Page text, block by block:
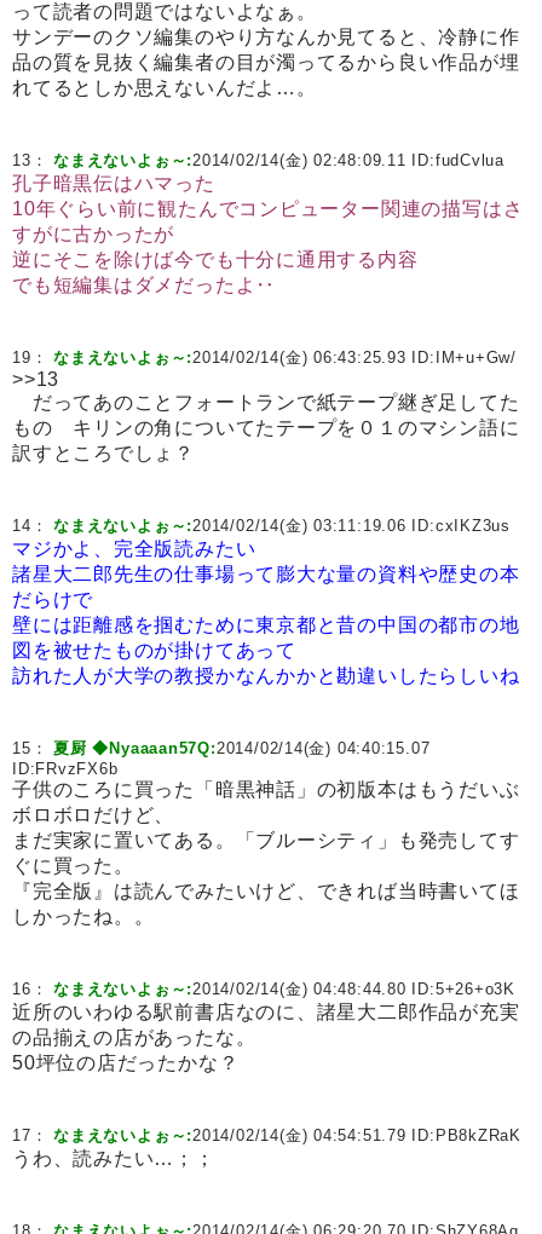
って読者の問題ではないよなぁ。
サンデーのクソ編集のやり方なんか見てると、冷静に作
品の質を見抜く編集者の目が濁ってるから良い作品が埋
れてるとしか思えないんだよ…。
13：なまえないよぉ～:2014/02/14(金) 02:48:09.11 ID:fudCvlua
孔子暗黒伝はハマった
10年ぐらい前に観たんでコンピューター関連の描写はさ
すがに古かったが
逆にそこを除けば今でも十分に通用する内容
でも短編集はダメだったよ‥
19：なまえないよぉ～:2014/02/14(金) 06:43:25.93 ID: IM+u+Gw/
>>13
だってあのことフォートランで紙テープ継ぎ足してた
もの キリンの角についてたテープを０１のマシン語に
訳すところでしょ？
14：なまえないよぉ～:2014/02/14(金) 03:11:19.06 ID:cxIKZ3us
マジかよ、完全版読みたい
諸星大二郎先生の仕事場って膨大な量の資料や歴史の本
だらけで
壁には距離感を掴むために東京都と昔の中国の都市の地
図を被せたものが掛けてあって
訪れた人が大学の教授かなんかかと勘違いしたらしいね
15：夏厨 ◆Nyaaaan57Q:2014/02/14(金) 04:40:15.07
ID: FRvzFX6b
子供のころに買った「暗黒神話」の初版本はもうだいぶ
ボロボロだけど、
まだ実家に置いてある。「ブルーシティ」も発売してす
ぐに買った。
『完全版』は読んでみたいけど、できれば当時書いてほ
しかったね。。
16：なまえないよぉ～:2014/02/14(金) 04:48:44.80 ID:5+26+o3K
近所のいわゆる駅前書店なのに、諸星大二郎作品が充実
の品揃えの店があったな。
50坪位の店だったかな？
17：なまえないよぉ～:2014/02/14(金) 04:54:51.79 ID: PB8kZRaK
うわ、読みたい…；；